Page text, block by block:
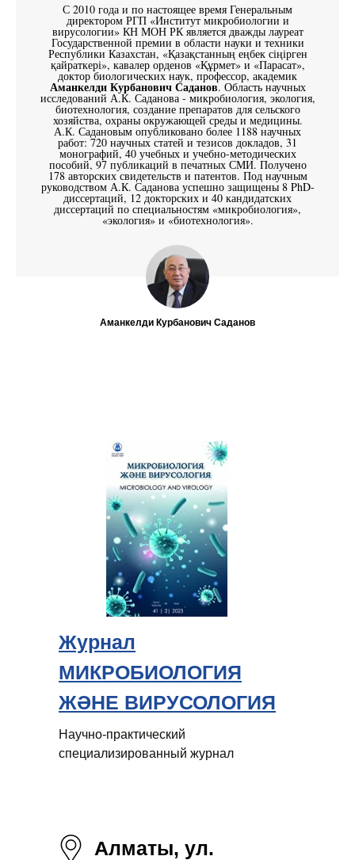
С 2010 года и по настоящее время Генеральным
директором РГП «Институт микробиологии и
вирусологии» КН МОН РК является дважды лауреат
Государственной премии в области науки и техники
Республики Казахстан, «Қазақстанның еңбек сіңірген
қайраткері», кавалер орденов «Құрмет» и «Парасат»,
доктор биологических наук, профессор, академик
Аманкелди Курбанович Саданов. Область научных
исследований А.К. Саданова - микробиология, экология,
биотехнология, создание препаратов для сельского
хозяйства, охраны окружающей среды и медицины.
А.К. Садановым опубликовано более 1188 научных
работ: 720 научных статей и тезисов докладов, 31
монографий, 40 учебных и учебно-методических
пособий, 97 публикаций в печатных СМИ. Получено
178 авторских свидетельств и патентов. Под научным
руководством А.К. Саданова успешно защищены 8 PhD-
диссертаций, 12 докторских и 40 кандидатских
диссертаций по специальностям «микробиология»,
«экология» и «биотехнология».
Аманкелди Курбанович Саданов
Журнал
МИКРОБИОЛОГИЯ
ЖӘНЕ ВИРУСОЛОГИЯ
Научно-практический
специализированный журнал
Алматы, ул.